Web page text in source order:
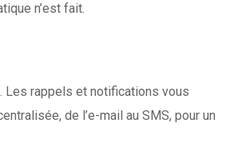
n’est fait.
rappels et notifications vous
de l’e-mail au SMS, pour un